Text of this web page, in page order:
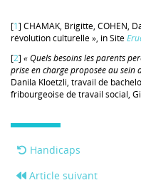
[1] CHAMAK, Brigitte, COHEN,
révolution culturelle », in Site
[2] « Quels besoins les parents
prise en charge proposée au sein
Danila Kloetzli, travail de
fribourgeoise de travail social,
Handicaps
Article suivant